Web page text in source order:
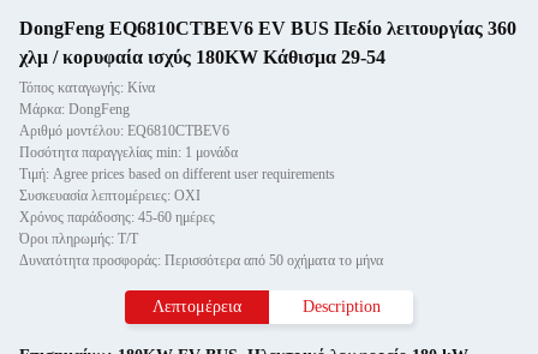
DongFeng EQ6810CTBEV6 EV BUS Πεδίο λειτουργίας 360
χλμ / κορυφαία ισχύς 180KW Κάθισμα 29-54
Τόπος καταγωγής: Κίνα
Μάρκα: DongFeng
Αριθμό μοντέλου: ΕQ6810CTBEV6
Ποσότητα παραγγελίας min: 1 μονάδα
Τιμή: Agree prices based on different user requirements
Συσκευασία λεπτομέρειες: ΟΧΙ
Χρόνος παράδοσης: 45-60 ημέρες
Όροι πληρωμής: Τ/Τ
Δυνατότητα προσφοράς: Περισσότερα από 50 οχήματα το μήνα
Λεπτομέρεια Description